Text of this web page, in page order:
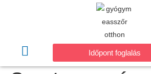
Időpont foglalás